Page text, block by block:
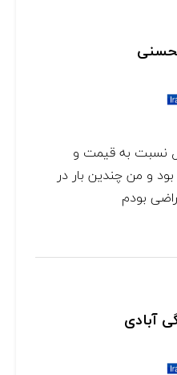
نسبت به قیمت و
و من چندین بار در
بودم
آبادی